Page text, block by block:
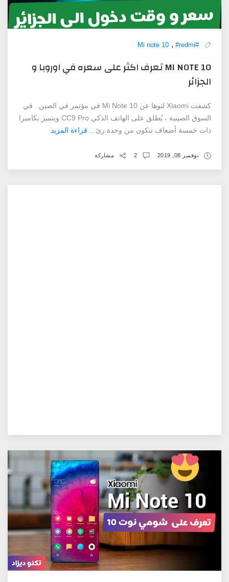
#Mi note 10
, #redmi
MI NOTE 10 تعرف اكثر على سعره في اوروبا و
الجزائر
كشفت Xiaomi لتوها عن Mi Note 10 في مؤتمر في الصين. في
السوق الصينية ، يُطلق على الهاتف الذكي CC9 Pro ويتميز بكاميرا
ذات خمسة أضعاف تتكون من وحدة رئ... قراءة المزيد
نوفمبر 08, 2019 2 مشاركة